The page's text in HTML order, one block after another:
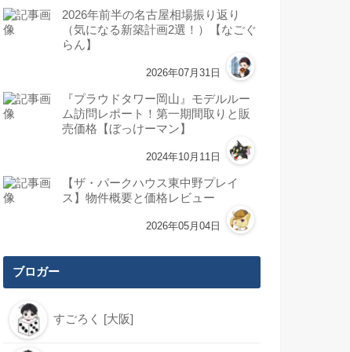
2026年前半の名古屋相場振り返り
（気になる新築計画2選！）【なごぐ
らん】
2026年07月31日
『プラウドタワー岡山』モデルルー
ム訪問レポート！第一期間取りと販
売価格【ぼっけーマン】
2024年10月11日
【ザ・パークハウス東中野プレイ
ス】物件概要と価格レビュー
2026年05月04日
ブロガー
すごろく [大阪]